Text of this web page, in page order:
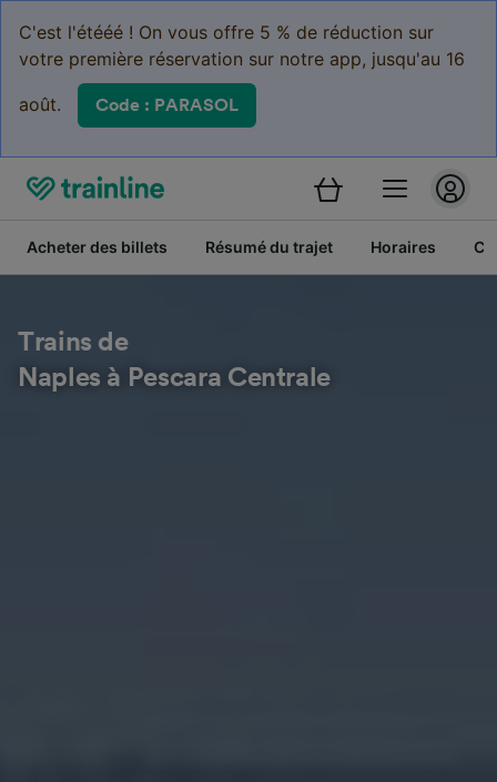
C'est l'étééé ! On vous offre 5 % de réduction sur
votre première réservation sur notre app, jusqu'au 16
août. Code : PARASOL
Acheter des billets Résumé du trajet Horaires
Trains de
Naples à Pescara Centrale